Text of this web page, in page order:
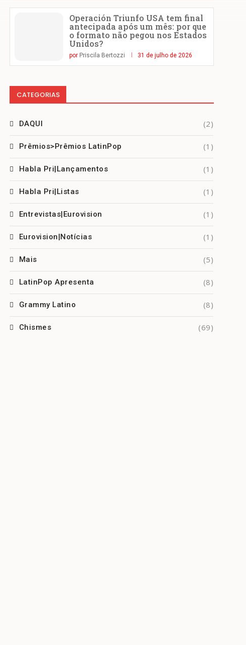
Operación Triunfo USA tem final
antecipada após um mês: por que
o formato não pegou nos Estados
Unidos?
por Priscila Bertozzi 31 de julho de 2026
CATEGORIAS
DAQUI (2)
Prêmios>Prêmios LatinPop (1)
Habla Pri|Lançamentos (1)
Habla Pri|Listas (1)
Entrevistas|Eurovision (1)
Eurovision|Notícias (1)
Mais (5)
LatinPop Apresenta (8)
Grammy Latino (8)
Chismes (69)